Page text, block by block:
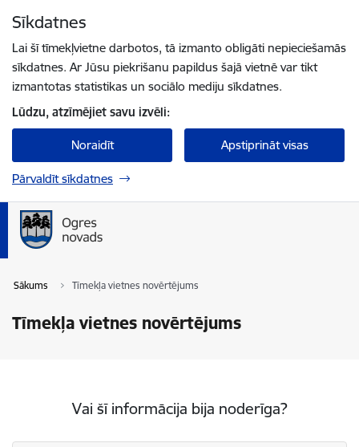
Sīkdatnes
Lai šī tīmekļvietne darbotos, tā izmanto obligāti nepieciešamās
sīkdatnes. Ar Jūsu piekrišanu papildus šajā vietnē var tikt
izmantotas statistikas un sociālo mediju sīkdatnes.
Lūdzu, atzīmējiet savu izvēli:
Noraidīt Apstiprināt visas
Pārvaldīt sīkdatnes
Sākums Tīmekļa vietnes novērtējums
Tīmekļa vietnes novērtējums
Vai šī informācija bija noderīga?